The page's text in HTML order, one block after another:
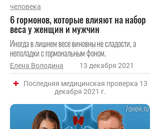
человека
6 гормонов, которые влияют на набор
веса у женщин и мужчин
Иногда в лишнем весе виновны не сладости, а
неполадки с гормональным фоном.
Елена Володина 13 декабря 2021
Последняя медицинская проверка 13
декабря 2021 г.